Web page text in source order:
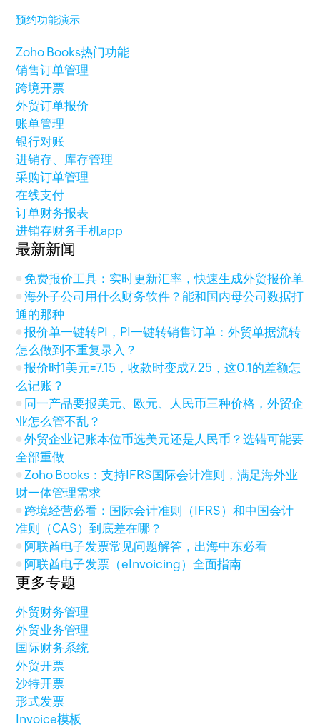
预约功能演示
Zoho Books热门功能
销售订单管理
跨境开票
外贸订单报价
账单管理
银行对账
进销存、库存管理
采购订单管理
在线支付
订单财务报表
进销存财务手机app
最新新闻
免费报价工具：实时更新汇率，快速生成外贸报价单
海外子公司用什么财务软件？能和国内母公司数据打
通的那种
报价单一键转PI，PI一键转销售订单：外贸单据流转
怎么做到不重复录入？
报价时1美元=7.15，收款时变成7.25，这0.1的差额怎
么记账？
同一产品要报美元、欧元、人民币三种价格，外贸企
业怎么管不乱？
外贸企业记账本位币选美元还是人民币？选错可能要
全部重做
Zoho Books：支持IFRS国际会计准则，满足海外业
财一体管理需求
跨境经营必看：国际会计准则（IFRS）和中国会计
准则（CAS）到底差在哪？
阿联酋电子发票常见问题解答，出海中东必看
阿联酋电子发票（eInvoicing）全面指南
更多专题
外贸财务管理
外贸业务管理
国际财务系统
外贸开票
沙特开票
形式发票
Invoice模板